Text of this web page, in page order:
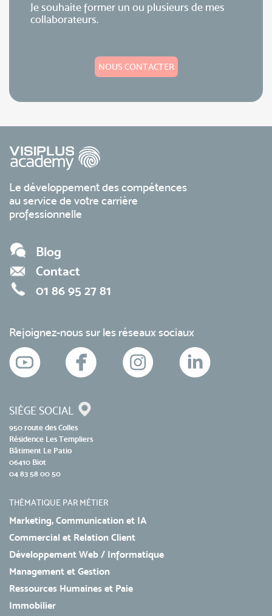
Je souhaite former un ou plusieurs de mes
collaborateurs.
NOUS CONTACTER
Le développement des compétences
au service de votre carrière
professionnelle
Blog
Contact
01 86 95 27 81
Rejoignez-nous sur les réseaux sociaux
SIÈGE SOCIAL
950 route des Colles
Résidence Les Templiers
Bâtiment Le Patio
06410 Biot
04 83 58 00 50
THÉMATIQUE PAR MÉTIER
Marketing, Communication et IA
Commercial et Relation Client
Développement Web / Informatique
Management et Gestion
Ressources Humaines et Paie
Immobilier